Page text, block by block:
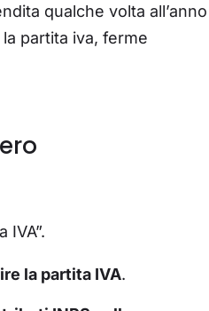
qualche volta all’anno
partita iva, ferme
la partita IVA.